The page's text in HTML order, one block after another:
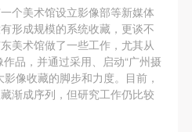
个美术馆设立影像部等新媒体
形成规模的系统收藏，更谈不
美术馆做了一些工作，尤其从
品，并通过采用、启动“广州摄
像收藏的脚步和力度。目前，
渐成序列，但研究工作仍比较
障或损坏。参与活动者应
主动赔偿相应的经济损
人及美术馆将不承担人身
许可使用协议
法》、《中华人民共和国
障或损坏。参与活动者应
主动赔偿相应的经济损
人及美术馆将不承担人身
许可使用协议
法》、《中华人民共和国
障或损坏。参与活动者应
主动赔偿相应的经济损
人及美术馆将不承担人身
许可使用协议
法》、《中华人民共和国